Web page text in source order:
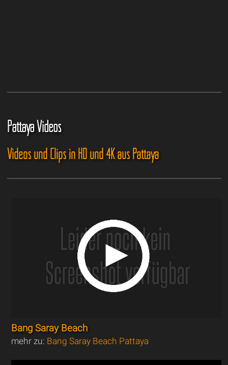
Pattaya Videos
Videos und Clips in HD und 4K aus Pattaya
Bang Saray Beach
mehr zu: Bang Saray Beach Pattaya